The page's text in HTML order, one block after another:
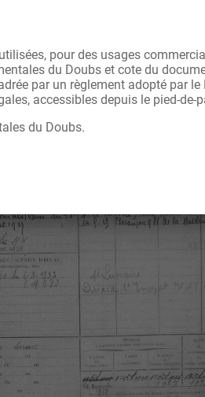
pour des usages
du Doubs et cote du
par un règlement adopté par le
accessibles depuis le pied-de-
du Doubs.